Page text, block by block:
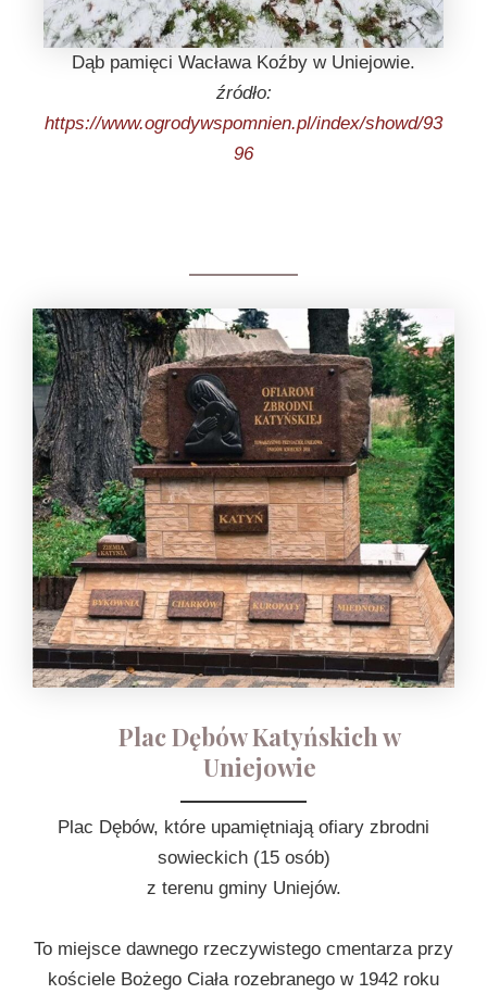
Dąb pamięci Wacława Koźby w Uniejowie.
źródło:
https://www.ogrodywspomnien.pl/index/showd/93
96
Plac Dębów Katyńskich w
Uniejowie
Plac Dębów, które upamiętniają ofiary zbrodni
sowieckich (15 osób)
z terenu gminy Uniejów.
To miejsce dawnego rzeczywistego cmentarza przy
kościele Bożego Ciała rozebranego w 1942 roku